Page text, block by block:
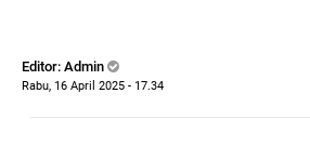
Editor: Admin
Rabu, 16 April 2025 - 17.34